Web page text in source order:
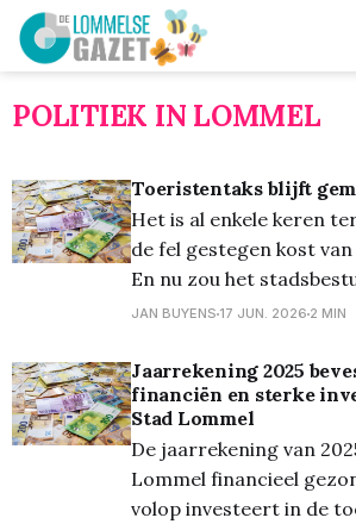
POLITIEK IN LOMMEL
Toeristentaks blijft
Het is al enkele keren
de fel gestegen kost
En nu zou het
naar de B&B uitbaters
Vooruit, zie tekst
stadsbestuur reageerde
dat er voorlopig géén
JAN BUYENS 17 JUN. 2026 2 MIN
Jaarrekening 2025
financiën en sterke
Stad Lommel
De jaarrekening van
Lommel financieel
volop investeert in de